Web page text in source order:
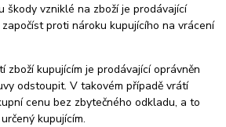
vzniklé na zboží je prodávající
proti nároku kupujícího na vrácení
kupujícím je prodávající oprávněn
odstoupit. V takovém případě vrátí
cenu bez zbytečného odkladu, a to
kupujícím.